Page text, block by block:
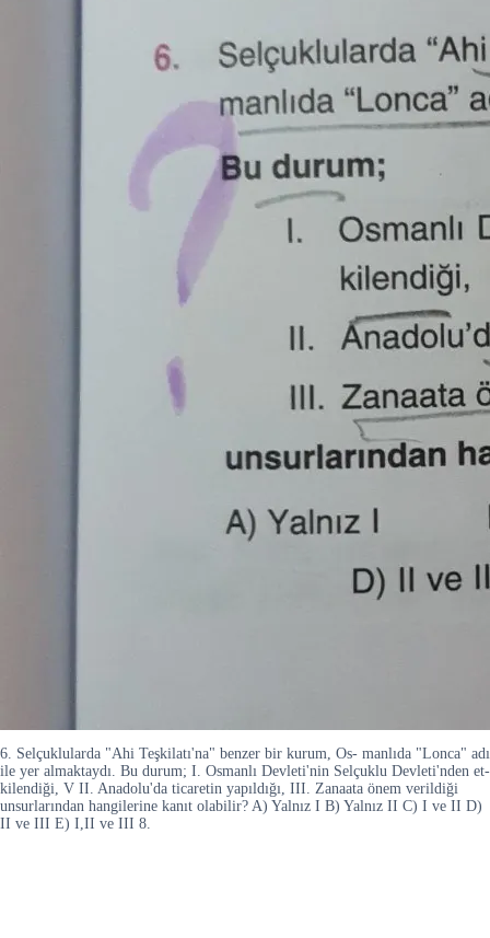
6. Selçuklularda "Ahi Teşkilatı'na" benzer bir kurum, Os- manlıda "Lonca" adı
ile yer almaktaydı. Bu durum; I. Osmanlı Devleti'nin Selçuklu Devleti'nden et-
kilendiği, V II. Anadolu'da ticaretin yapıldığı, III. Zanaata önem verildiği
unsurlarından hangilerine kanıt olabilir? A) Yalnız I B) Yalnız II C) I ve II D)
II ve III E) I,II ve III 8.